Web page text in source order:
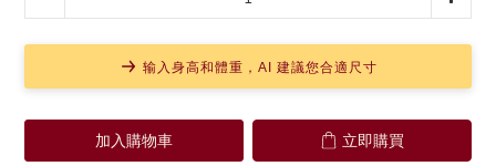
输入身高和體重，AI 建議您合適尺寸
加入購物車 立即購買